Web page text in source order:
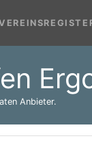
Anbieter.